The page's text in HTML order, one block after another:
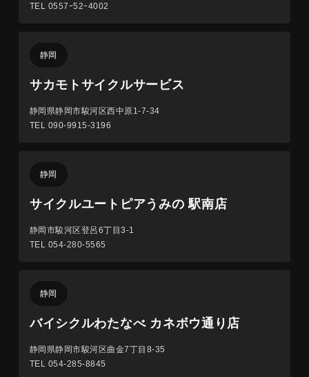
TEL 0557ｰ52ｰ4002
静岡
サカモトサイクルサービス
静岡県静岡市駿河区西中原1-7-34
TEL 090-9915-3196
静岡
サイクルユートピアうみの 駅南店
静岡市駿河区登呂6丁目3-1
TEL 054-280-5565
静岡
バイシクルわたなべ カネボウ通り店
静岡県静岡市駿河区曲金7丁目8-35
TEL 054-285-8845